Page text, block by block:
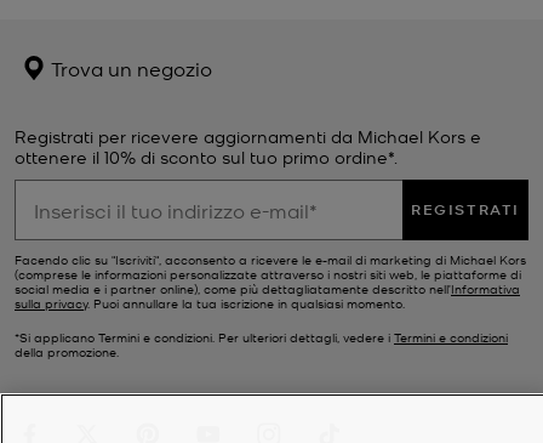
Trova un negozio
Registrati per ricevere aggiornamenti da Michael Kors e
ottenere il 10% di sconto sul tuo primo ordine*.
REGISTRATI
Facendo clic su "Iscriviti", acconsento a ricevere le e-mail di marketing di Michael Kors
(comprese le informazioni personalizzate attraverso i nostri siti web, le piattaforme di
social media e i partner online), come più dettagliatamente descritto nell’Informativa
sulla privacy. Puoi annullare la tua iscrizione in qualsiasi momento.
*Si applicano Termini e condizioni. Per ulteriori dettagli, vedere i Termini e condizioni
della promozione.